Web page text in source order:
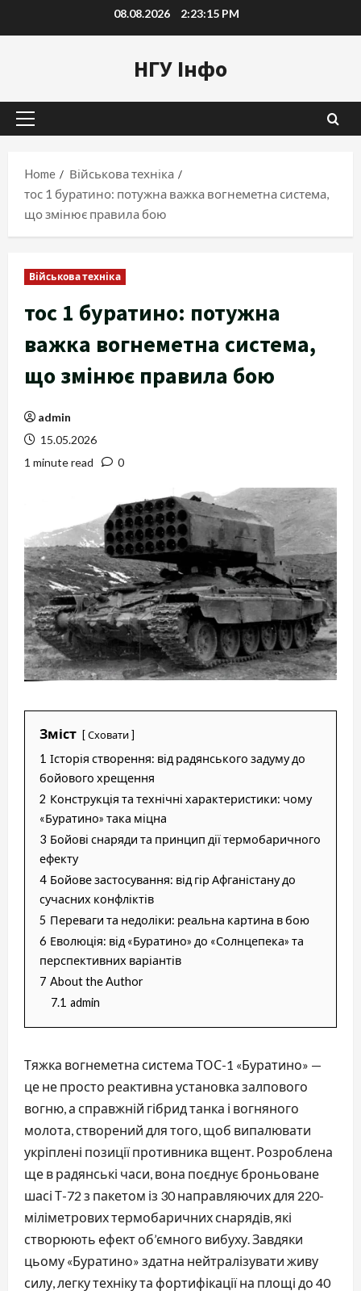
to
08.08.2026 2:23:17 PM
НГУ Інфо
Primary
Home
Військова техніка
тос 1 буратино: потужна важка вогнеметна система,
що змінює правила бою
Військова техніка
тос 1 буратино: потужна
важка вогнеметна система,
що змінює правила бою
admin
15.05.2026
1 minute read
0
Зміст Сховати
1 Історія створення: від радянського задуму до
бойового хрещення
2 Конструкція та технічні характеристики: чому
«Буратино» така міцна
3 Бойові снаряди та принцип дії термобаричного
ефекту
4 Бойове застосування: від гір Афганістану до
сучасних конфліктів
5 Переваги та недоліки: реальна картина в бою
6 Еволюція: від «Буратино» до «Солнцепека» та
перспективних варіантів
7 About the Author
7.1 admin
Тяжка вогнеметна система ТОС-1 «Буратино» —
це не просто реактивна установка залпового
вогню, а справжній гібрид танка і вогняного
молота, створений для того, щоб випалювати
укріплені позиції противника вщент. Розроблена
ще в радянські часи, вона поєднує броньоване
шасі Т-72 з пакетом із 30 направляючих для 220-
міліметрових термобаричних снарядів, які
створюють ефект об’ємного вибуху. Завдяки
цьому «Буратино» здатна нейтралізувати живу
силу, легку техніку та фортифікації на площі до 40